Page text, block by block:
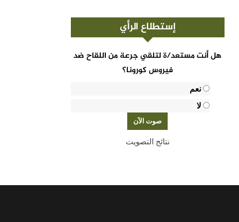
إستطلاع الرأي
هل أنت مستعد/ة لتلقي جرعة من اللقاح ضد
فيروس كورونا؟
نعم
لا
نتائج التصويت